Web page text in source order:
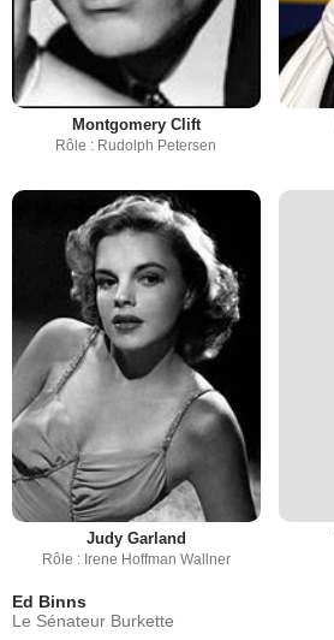
Montgomery Clift
Rôle : Rudolph Petersen
Judy Garland
Rôle : Irene Hoffman Wallner
Ed Binns
Le Sénateur Burkette